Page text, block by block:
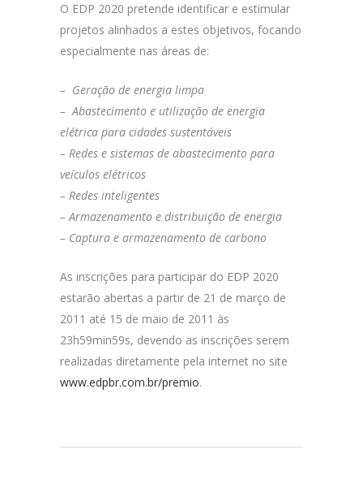
O EDP 2020 pretende identificar e estimular
projetos alinhados a estes objetivos, focando
especialmente nas áreas de:
– Geração de energia limpa
– Abastecimento e utilização de energia
elétrica para cidades sustentáveis
– Redes e sistemas de abastecimento para
veículos elétricos
– Redes inteligentes
– Armazenamento e distribuição de energia
– Captura e armazenamento de carbono
As inscrições para participar do EDP 2020
estarão abertas a partir de 21 de março de
2011 até 15 de maio de 2011 às
23h59min59s, devendo as inscrições serem
realizadas diretamente pela internet no site
www.edpbr.com.br/premio.